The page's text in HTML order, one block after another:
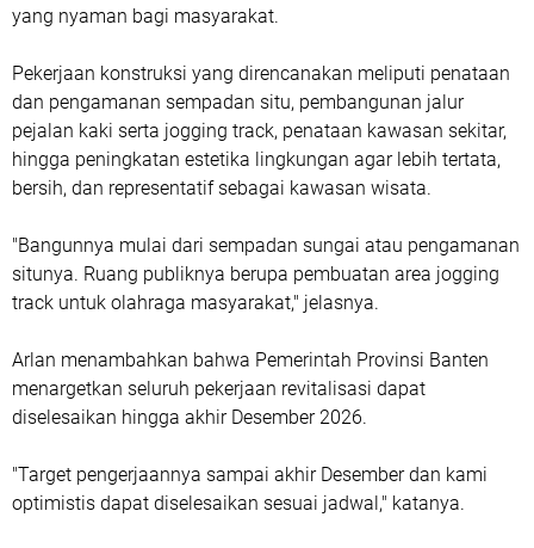
yang nyaman bagi masyarakat.
Pekerjaan konstruksi yang direncanakan meliputi penataan
dan pengamanan sempadan situ, pembangunan jalur
pejalan kaki serta jogging track, penataan kawasan sekitar,
hingga peningkatan estetika lingkungan agar lebih tertata,
bersih, dan representatif sebagai kawasan wisata.
"Bangunnya mulai dari sempadan sungai atau pengamanan
situnya. Ruang publiknya berupa pembuatan area jogging
track untuk olahraga masyarakat," jelasnya.
Arlan menambahkan bahwa Pemerintah Provinsi Banten
menargetkan seluruh pekerjaan revitalisasi dapat
diselesaikan hingga akhir Desember 2026.
"Target pengerjaannya sampai akhir Desember dan kami
optimistis dapat diselesaikan sesuai jadwal," katanya.